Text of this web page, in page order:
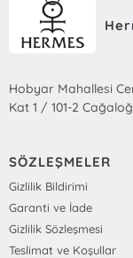
Hobyar Mahallesi
Kat 1 / 101-2
SÖZLEŞMELER
Gizlilik Bildirimi
Garanti ve İade
Gizlilik Sözleşmesi
Teslimat ve Koşullar